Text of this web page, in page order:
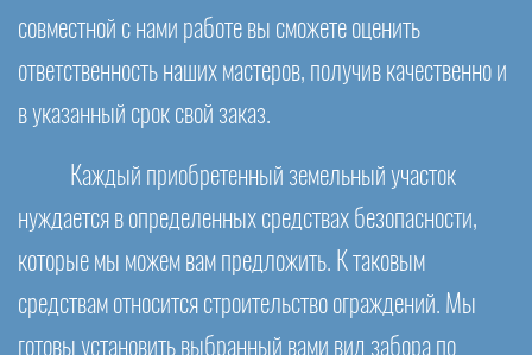
совместной с нами работе вы сможете оценить
ответственность наших мастеров, получив качественно и
в указанный срок свой заказ.
Каждый приобретенный земельный участок
нуждается в определенных средствах безопасности,
которые мы можем вам предложить. К таковым
средствам относится строительство ограждений. Мы
готовы установить выбранный вами вид забора по